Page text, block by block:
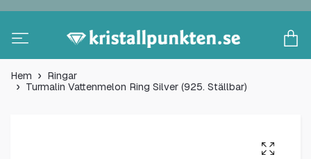
Hem
Ringar
Turmalin Vattenmelon Ring Silver (925. Ställbar)